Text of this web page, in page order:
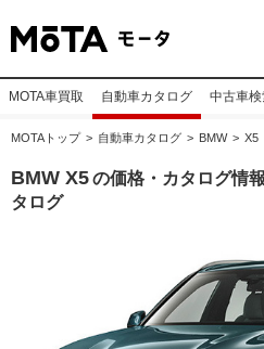
MOTA車買取 自動車カタログ 中古車
MOTAトップ 自動車カタログ BMW X5
BMW X5の価格・カタログ情
タログ